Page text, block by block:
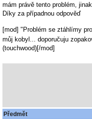
mám právě tento problém,
Díky za případnou odpověď
[mod] "Problém se ztáhlímy
můj kobyl... doporučuju
(touchwood)[/mod]
Předmět